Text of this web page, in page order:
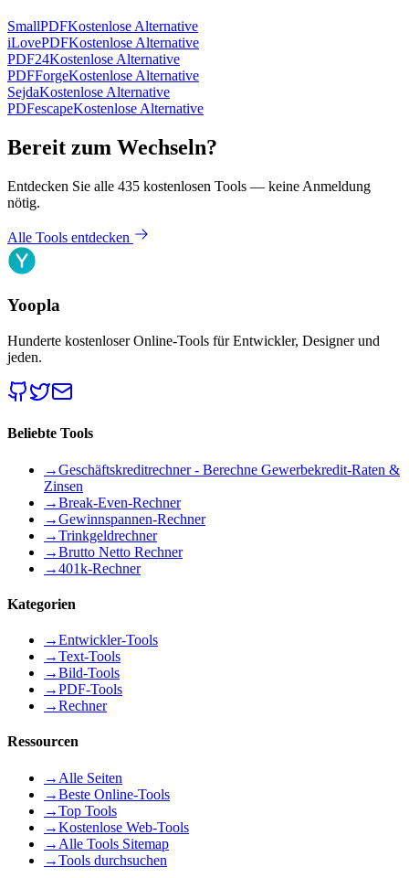
SmallPDFKostenlose Alternative
iLovePDFKostenlose Alternative
PDF24Kostenlose Alternative
PDFForgeKostenlose Alternative
SejdaKostenlose Alternative
PDFescapeKostenlose Alternative
Bereit zum Wechseln?
Entdecken Sie alle 435 kostenlosen Tools — keine Anmeldung
nötig.
Alle Tools entdecken
Yoopla
Hunderte kostenloser Online-Tools für Entwickler, Designer und
jeden.
Beliebte Tools
→Geschäftskreditrechner - Berechne Gewerbekredit-Raten &
Zinsen
→Break-Even-Rechner
→Gewinnspannen-Rechner
→Trinkgeldrechner
→Brutto Netto Rechner
→401k-Rechner
Kategorien
→Entwickler-Tools
→Text-Tools
→Bild-Tools
→PDF-Tools
→Rechner
Ressourcen
→ Alle Seiten
→Beste Online-Tools
→Top Tools
→Kostenlose Web-Tools
→ Alle Tools Sitemap
→Tools durchsuchen